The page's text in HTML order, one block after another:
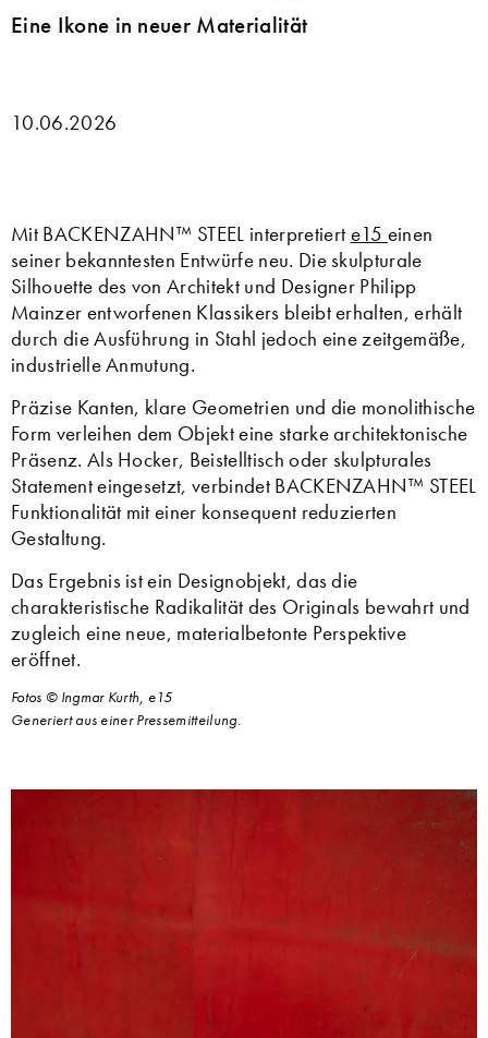
Eine Ikone in neuer Materialität
10.06.2026
Mit BACKENZAHN™ STEEL interpretiert e15 einen
seiner bekanntesten Entwürfe neu. Die skulpturale
Silhouette des von Architekt und Designer Philipp
Mainzer entworfenen Klassikers bleibt erhalten, erhält
durch die Ausführung in Stahl jedoch eine zeitgemäße,
industrielle Anmutung.
Präzise Kanten, klare Geometrien und die monolithische
Form verleihen dem Objekt eine starke architektonische
Präsenz. Als Hocker, Beistelltisch oder skulpturales
Statement eingesetzt, verbindet BACKENZAHN™ STEEL
Funktionalität mit einer konsequent reduzierten
Gestaltung.
Das Ergebnis ist ein Designobjekt, das die
charakteristische Radikalität des Originals bewahrt und
zugleich eine neue, materialbetonte Perspektive
eröffnet.
Fotos © Ingmar Kurth, e15
Generiert aus einer Pressemitteilung.